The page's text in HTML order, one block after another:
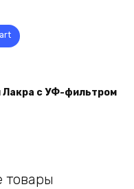
Лакра с УФ-фильтром
товары